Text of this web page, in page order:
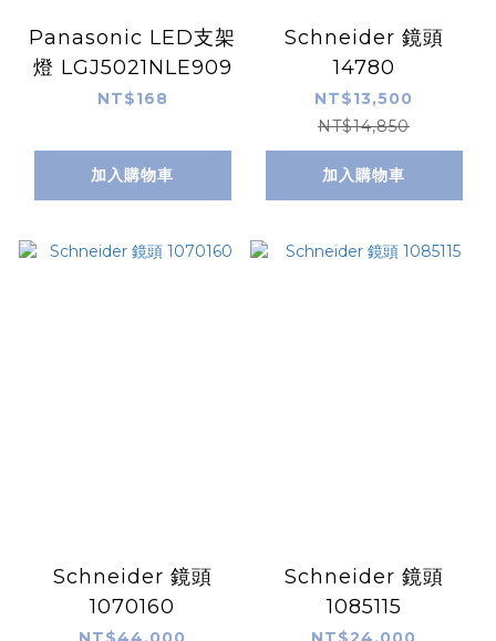
Panasonic LED支架
燈 LGJ5021NLE909
NT$168
加入購物車
Schneider 鏡頭
14780
NT$13,500
NT$14,850
加入購物車
Schneider 鏡頭
1070160
Schneider 鏡頭
1085115